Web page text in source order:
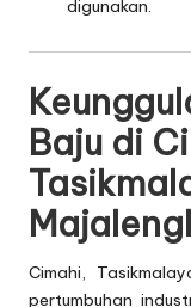
digunakan.
Baju di
Cimahi,
pertumbuhan